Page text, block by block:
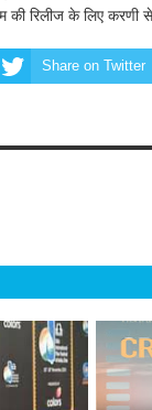
की रिलीज के लिए करणी
Share on Twitter